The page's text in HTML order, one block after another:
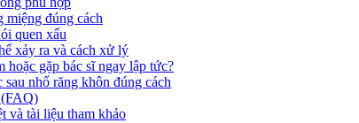
miệng đúng cách
quen xấu
xảy ra và cách xử lý
hoặc gặp bác sĩ ngay lập tức?
nhổ răng khôn đúng cách
và tài liệu tham khảo